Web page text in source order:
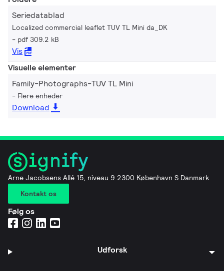
Seriedatablad
Localized commercial leaflet TUV TL Mini da_DK
pdf 309.2 kB
Vis
Visuelle elementer
Family-Photographs-TUV TL Mini
Flere enheder
Download
Arne Jacobsens Allé 15, niveau 9 2300 København S Danmark
Kontakt os
Følg os
Udforsk